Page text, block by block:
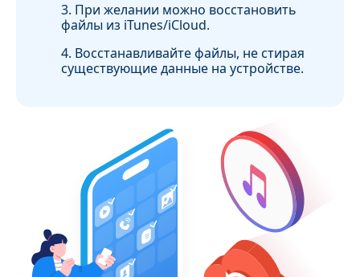
3. При желании можно восстановить
файлы из iTunes/iCloud.
4. Восстанавливайте файлы, не стирая
существующие данные на устройстве.